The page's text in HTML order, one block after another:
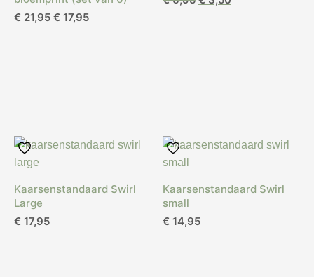
€21,95 Oorspronkelijke
€ 17,95Huidige
Kaarsenstandaard Swirl
Large
€ 17,95
Kaarsenstandaard Swirl
small
€ 14,95